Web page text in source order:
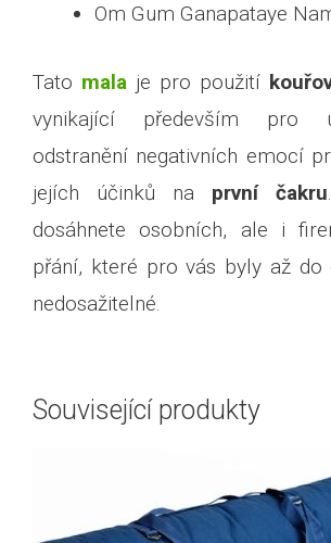
Om Gum Ganapataye
Tato mala je pro použití
vynikající především pro
odstranění negativních emocí
jejích účinků na první čakru
dosáhnete osobních, ale i
přání, které pro vás byly až do
nedosažitelné.
Související produkty